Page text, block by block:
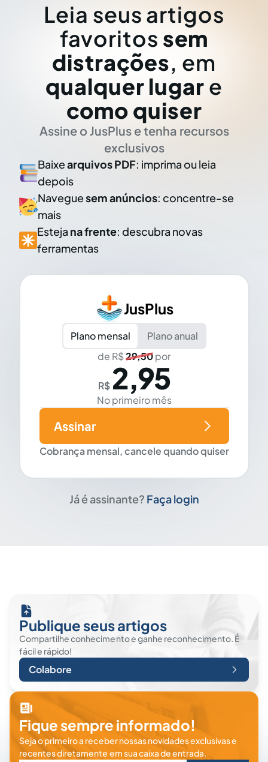
Leia seus artigos
favoritos sem
distrações, em
qualquer lugar e
como quiser
Assine o JusPlus e tenha recursos
exclusivos
Baixearquivos PDF: imprima ou leia
depois
Naveguesem anúncios: concentre-se
mais
Esteja na frente: descubra novas
ferramentas
JusPlus
Plano mensal
Plano anual
de R$29,50por
R$ 2,95
No primeiro mês
Cobrança mensal, cancele quando quiser
Assinar
Já é assinante? Faça login
Publique seus artigos
Compartilhe conhecimento e ganhe reconhecimento. É
fácil e rápido!
Colabore
Fique sempre informado!
Seja o primeiro a receber nossas novidades exclusivas e
recentes diretamente em sua caixa de entrada.